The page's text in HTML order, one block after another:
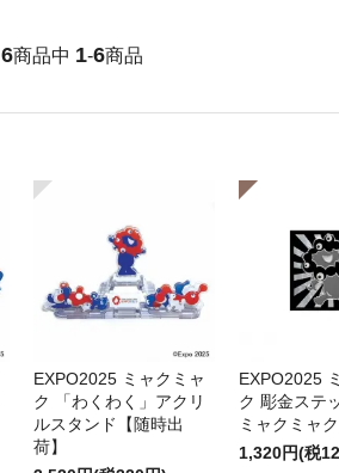
6商品中 1-6商品
EXPO2025 ミャクミャ
ク 「わくわく」アクリ
ルスタンド【随時出
荷】
EXPO2025
ク 彫金ステ
ミャクミャク
1,320円(税